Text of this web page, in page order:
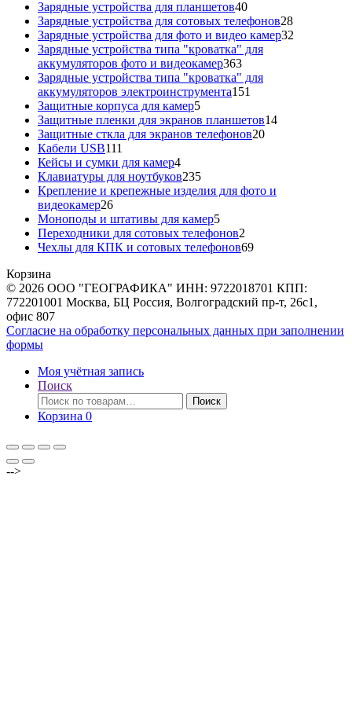
Зарядные устройства для планшетов4040
товаров
Зарядные устройства для сотовых телефонов2828
товаров
Зарядные устройства для фото и видео камер32
Зарядные устройства типа "кроватка" для
аккумуляторов фото и видеокамер363363
товара
Зарядные устройства типа "кроватка" для
аккумуляторов электроинструмента151
Защитные корпуса для камер55
товаров
Защитные пленки для экранов планшетов1414
Защитные сткла для экранов телефонов2020
Кабели USB111
товаров
Кейсы и сумки для камер44
товара
Клавиатуры для ноутбуков235235
товаров
Крепление и крепежные изделия для фото и
видеокамер2626
товаров
Моноподы и штативы для камер55
товаров
Переходники для сотовых телефонов2
товара
Чехлы для КПК и сотовых телефонов6969
Корзина
© 2026 ООО "ГЕОГРАФИКА" ИНН: 9722018701 КПП:
772201001 Москва, БЦ Россия, Волгоградский пр-т, 26с1,
офис 807
Согласие на обработку персональных данных при заполнении
формы
Моя учётная запись
Поиск
Искать:
Поиск
Корзина 0
-->